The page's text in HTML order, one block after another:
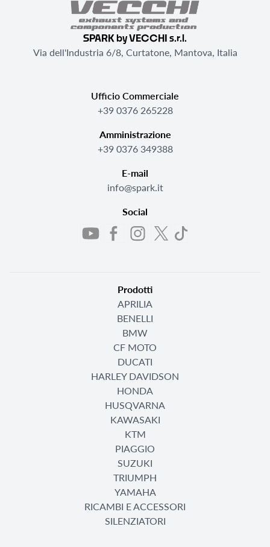
SPARK by VECCHI s.r.l.
Via dell'Industria 6/8, Curtatone, Mantova, Italia
Ufficio Commerciale
+39 0376 265228
Amministrazione
+39 0376 349388
E-mail
info@spark.it
Social
Prodotti
APRILIA
BENELLI
BMW
CF MOTO
DUCATI
HARLEY DAVIDSON
HONDA
HUSQVARNA
KAWASAKI
KTM
PIAGGIO
SUZUKI
TRIUMPH
YAMAHA
RICAMBI E ACCESSORI
SILENZIATORI